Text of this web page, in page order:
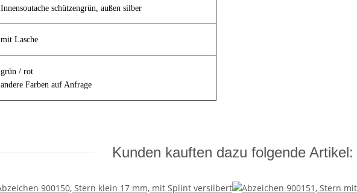
Innensoutache schützengrün, außen silber
mit Lasche
grün / rot
andere Farben auf Anfrage
Kunden kauften dazu folgende Artikel: